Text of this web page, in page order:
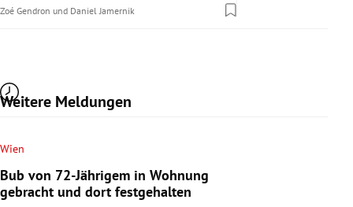
Zoé Gendron und Daniel Jamernik
Weitere Meldungen
Wien
Bub von 72-Jährigem in Wohnung
gebracht und dort festgehalten